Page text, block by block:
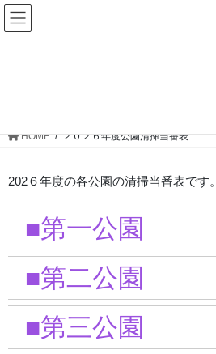
コ
ン
キ
プ
ナ
ビ
に
動
HOME ２０２６年度公園清掃当番表
202６年度の各公園の清掃当番表です。
■第一公園
■第二公園
■第三公園